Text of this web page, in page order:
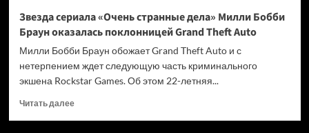
Звезда сериала «Очень странные дела» Милли Бобби
Браун оказалась поклонницей Grand Theft Auto
Милли Бобби Браун обожает Grand Theft Auto и с
нетерпением ждет следующую часть криминального
экшена Rockstar Games. Об этом 22-летняя...
Читать далееПрочитать